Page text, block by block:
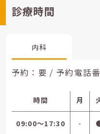
診療時間
内科
予約：要 / 予約電話番
時間 月
09:00〜17:30 -